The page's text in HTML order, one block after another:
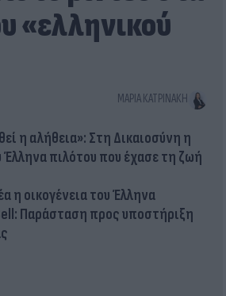
«ελληνικού
ΜΑΡΊΑ ΚΑΤΡΙΝΆΚΗ
η αλήθεια»: Στη Δικαιοσύνη η
Έλληνα πιλότου που έχασε τη ζωή
η οικογένεια του Έλληνα
Παράσταση προς υποστήριξη